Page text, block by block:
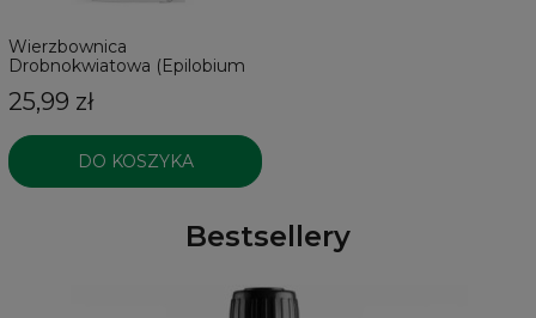
Wierzbownica
Drobnokwiatowa (Epilobium
25,99 zł
DO KOSZYKA
Bestsellery